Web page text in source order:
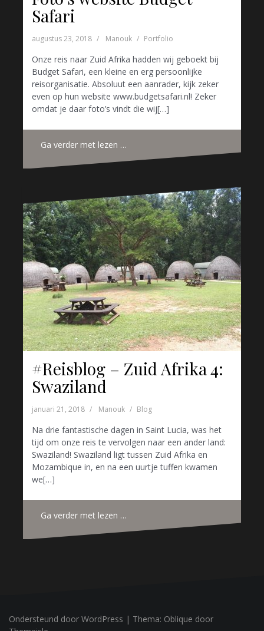
Safari
augustus 23, 2018 Manouk Portfolio
Onze reis naar Zuid Afrika hadden wij geboekt bij
Budget Safari, een kleine en erg persoonlijke
reisorganisatie. Absoluut een aanrader, kijk zeker
even op hun website www.budgetsafari.nl! Zeker
omdat je daar foto’s vindt die wij[…]
Ga verder met lezen …
#Reisblog – Zuid Afrika 4:
Swaziland
januari 21, 2018 Manouk Blog
Na drie fantastische dagen in Saint Lucia, was het
tijd om onze reis te vervolgen naar een ander land:
Swaziland! Swaziland ligt tussen Zuid Afrika en
Mozambique in, en na een uurtje tuffen kwamen
we[…]
Ga verder met lezen …
Ondersteund door WordPress | Thema: Oblique door